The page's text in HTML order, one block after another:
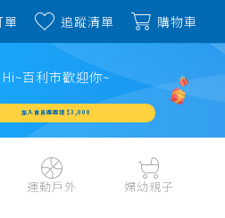
單 追蹤清單 購物車
Hi~百利市歡迎你~
加入會員週週領 $3,000
運動戶外 婦幼親子